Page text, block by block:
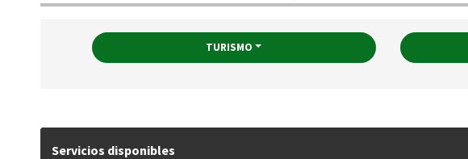
TURISMO
Servicios disponibles